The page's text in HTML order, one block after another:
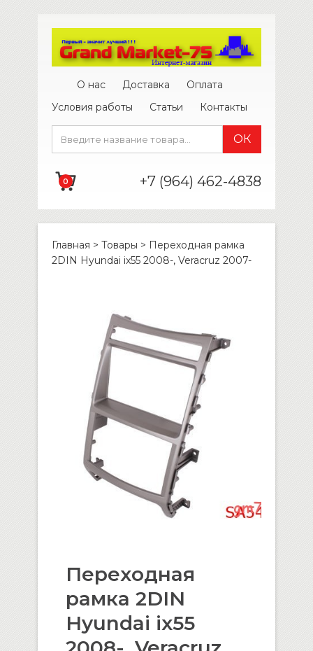
О нас Доставка
Оплата
Условия работы
Статьи Контакты
0 +7 (964) 462-4838
Главная > Товары > Переходная рамка
2DIN Hyundai ix55 2008-, Veracruz 2007-
Переходная
рамка 2DIN
Hyundai ix55